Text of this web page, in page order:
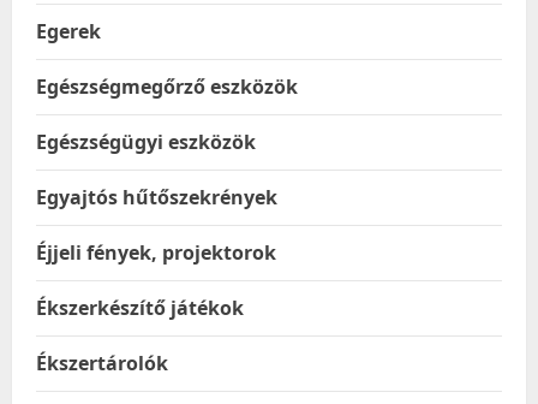
Egerek
Egészségmegőrző eszközök
Egészségügyi eszközök
Egyajtós hűtőszekrények
Éjjeli fények, projektorok
Ékszerkészítő játékok
Ékszertárolók